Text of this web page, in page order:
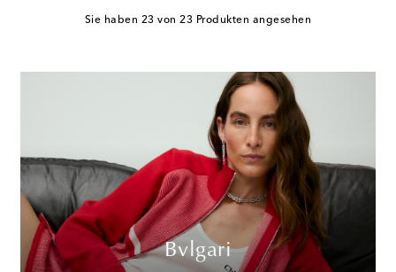
Sie haben 23 von 23 Produkten angesehen
Bvlgari